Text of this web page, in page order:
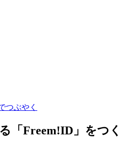
つぶやく
「 Freem!ID 」をつく